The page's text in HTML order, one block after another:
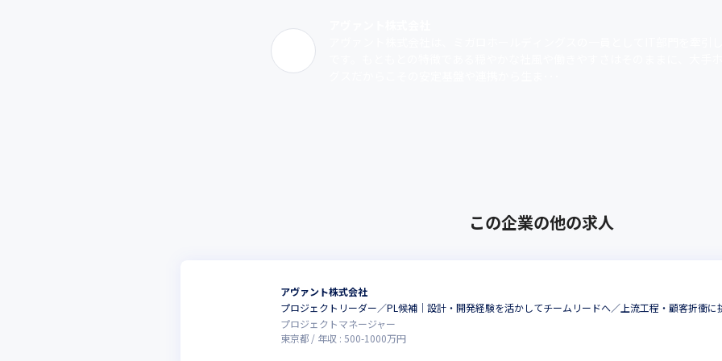
この企業の他の求人
アヴァント株式会社
プロジェクトリーダー／PL候補｜設計・開発経験を活かしてチームリードへ／上流工程・顧客折衝に
プロジェクトマネージャー
東京都
年収 : 500-1000万円